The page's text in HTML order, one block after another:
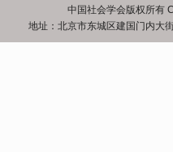
中国社会学会版权所有
地址：北京市东城区建国门内